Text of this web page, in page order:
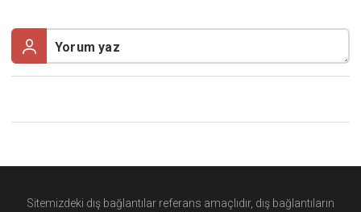
Sitemizdeki dış bağlantılar referans amaçlıdır, dış bağlantıların